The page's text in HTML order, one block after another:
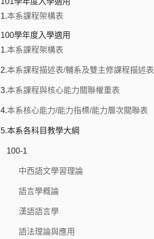
1.本系課程架構表
100學年度入學適用
1.本系課程架構表
2.本系課程描述表/輔系及雙主修課程描述表
3.本系課程與核心能力關聯權重表
4.本系核心能力/能力指標/能力層次關聯表
5.本系各科目教學大綱
100-1
中西語文學習理論
語言學概論
漢語語言學
語法理論與應用